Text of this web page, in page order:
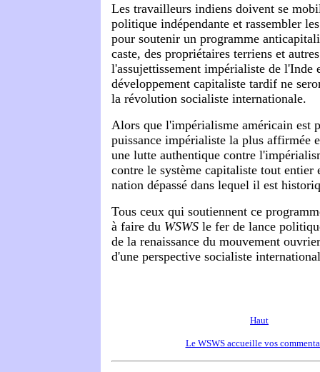
Les travailleurs indiens doivent se
politique indépendante et rassembler
pour soutenir un programme
caste, des propriétaires terriens et
l'assujettissement impérialiste de l'Inde
développement capitaliste tardif ne
la révolution socialiste internationale.
Alors que l'impérialisme américain est
puissance impérialiste la plus affirmée
une lutte authentique contre
contre le système capitaliste tout entier
nation dépassé dans lequel il est
Tous ceux qui soutiennent ce
à faire du WSWS le fer de lance
de la renaissance du mouvement
d'une perspective socialiste
Haut
Le WSWS accueille vos